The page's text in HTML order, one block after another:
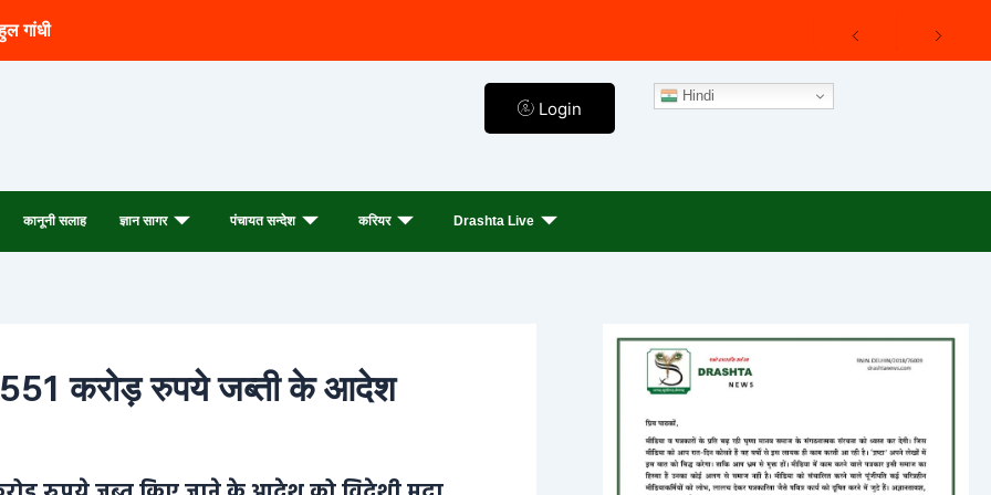
गांधी
Login
Hindi
कानूनी सलाह ज्ञान सागर पंचायत सन्देश करियर Drashta Live
करोड़ रुपये जब्ती के आदेश